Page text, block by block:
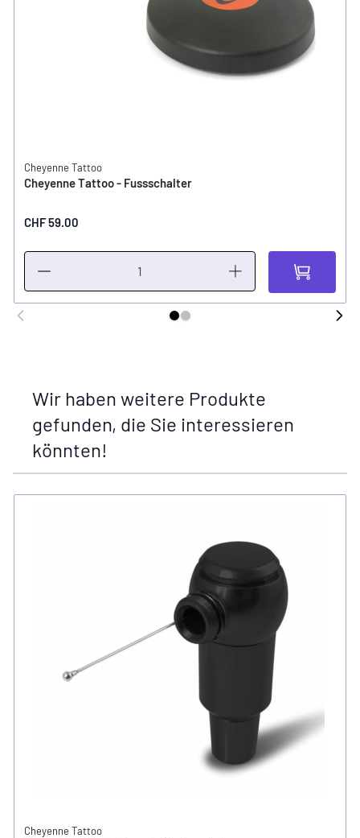
Cheyenne Tattoo
Cheyenne Tattoo - Fussschalter
CHF 59.00
Wir haben weitere Produkte
gefunden, die Sie interessieren
könnten!
Cheyenne Tattoo